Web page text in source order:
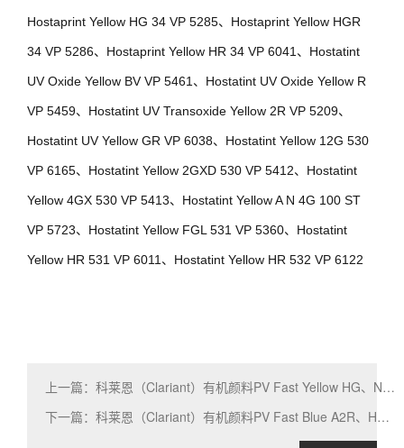
Hostaprint Yellow HG 34 VP 5285、Hostaprint Yellow HGR
34 VP 5286、Hostaprint Yellow HR 34 VP 6041、Hostatint
UV Oxide Yellow BV VP 5461、Hostatint UV Oxide Yellow R
VP 5459、Hostatint UV Transoxide Yellow 2R VP 5209、
Hostatint UV Yellow GR VP 6038、Hostatint Yellow 12G 530
VP 6165、Hostatint Yellow 2GXD 530 VP 5412、Hostatint
Yellow 4GX 530 VP 5413、Hostatint Yellow A N 4G 100 ST
VP 5723、Hostatint Yellow FGL 531 VP 5360、Hostatint
Yellow HR 531 VP 6011、Hostatint Yellow HR 532 VP 6122
上一篇：科莱恩（Clariant）有机颜料PV Fast Yellow HG、Novoperm Yellow HR应用介绍
下一篇：科莱恩（Clariant）有机颜料PV Fast Blue A2R、Hostaperm Blue A2R应用介绍